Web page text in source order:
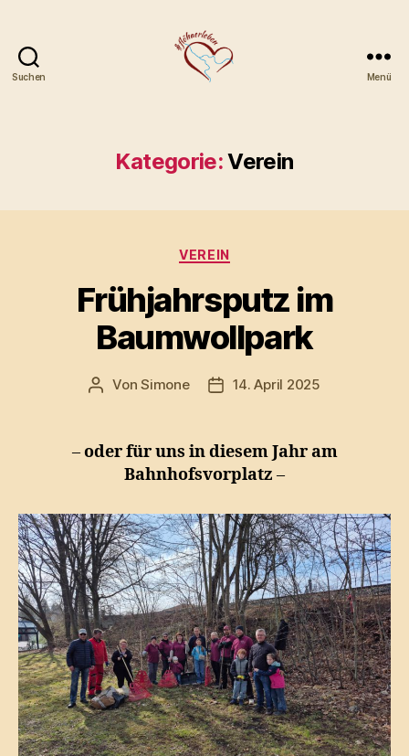
Suchen
Flöha
e.V.
Menü
Kategorie:Verein
Kategorien
VEREIN
Frühjahrsputz im
Baumwollpark
Beitragsautor
VonSimone Veröffentlichungsdatum
14. April 2025
–oder für uns in diesem Jahr am
Bahnhofsvorplatz –